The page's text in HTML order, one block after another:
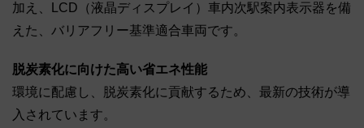
加え、LCD（液晶ディスプレイ）車内次駅案内表示器を備
えた、バリアフリー基準適合車両です。
脱炭素化に向けた高い省エネ性能
環境に配慮し、脱炭素化に貢献するため、最新の技術が導
入されています。